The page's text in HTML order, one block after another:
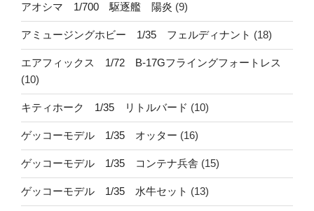
アオシマ 1/700 駆逐艦 陽炎 (9)
アミュージングホビー 1/35 フェルディナント (18)
エアフィックス 1/72 B-17Gフライングフォートレス
(10)
キティホーク 1/35 リトルバード (10)
ゲッコーモデル 1/35 オッター (16)
ゲッコーモデル 1/35 コンテナ兵舎 (15)
ゲッコーモデル 1/35 水牛セット (13)